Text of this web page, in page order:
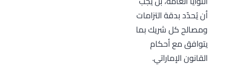
أن يُحدّد بدقة التزامات
ومصالح كل شريك بما
يتوافق مع أحكام
القانون الإماراتي.